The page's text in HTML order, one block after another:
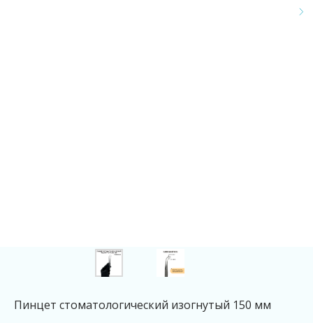
Пинцет стоматологический изогнутый 150 мм